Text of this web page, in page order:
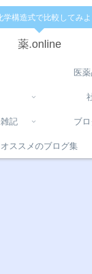
学構造式で比較してみよ
薬.online
医
記 ブ
オススメのブログ集